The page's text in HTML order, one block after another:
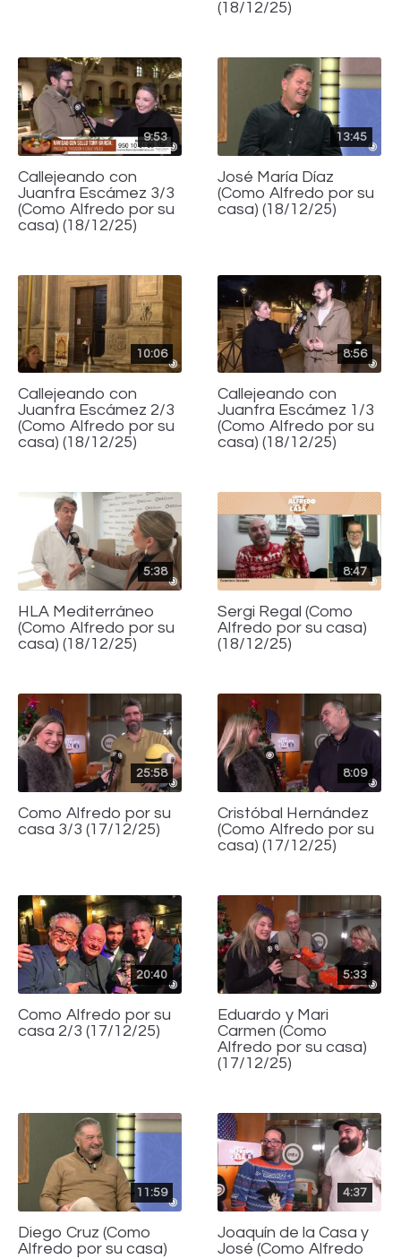
(18/12/25)
9:53
Callejeando con
Juanfra Escámez 3/3
(Como Alfredo por su
casa) (18/12/25)
13:45
José María Díaz
(Como Alfredo por su
casa) (18/12/25)
10:06
Callejeando con
Juanfra Escámez 2/3
(Como Alfredo por su
casa) (18/12/25)
8:56
Callejeando con
Juanfra Escámez 1/3
(Como Alfredo por su
casa) (18/12/25)
5:38
HLA Mediterráneo
(Como Alfredo por su
casa) (18/12/25)
8:47
Sergi Regal (Como
Alfredo por su casa)
(18/12/25)
25:58
Como Alfredo por su
casa 3/3 (17/12/25)
8:09
Cristóbal Hernández
(Como Alfredo por su
casa) (17/12/25)
20:40
Como Alfredo por su
casa 2/3 (17/12/25)
5:33
Eduardo y Mari
Carmen (Como
Alfredo por su casa)
(17/12/25)
11:59
Diego Cruz (Como
Alfredo por su casa)
4:37
Joaquín de la Casa y
José (Como Alfredo